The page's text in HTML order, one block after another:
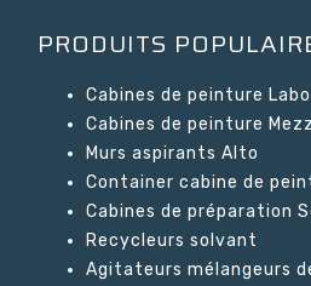
PRODUITS
Cabines de peinture Labo
Cabines de peinture
Murs aspirants Alto
Container cabine de
Cabines de préparation
Recycleurs solvant
Agitateurs mélangeurs